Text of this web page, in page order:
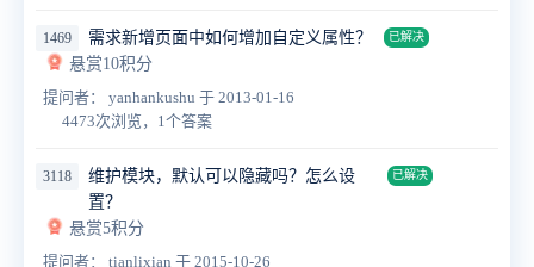
1469 需求新增页面中如何增加自定义属性？ 已解决
悬赏10积分
提问者： yanhankushu 于 2013-01-16
4473次浏览，1个答案
3118
维护模块，默认可以隐藏吗？怎么设
置？
已解决
悬赏5积分
提问者： tianlixian 于 2015-10-26